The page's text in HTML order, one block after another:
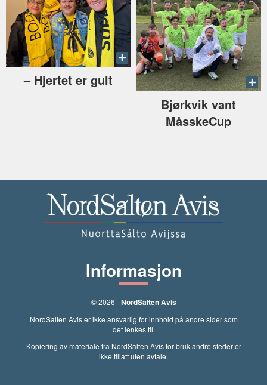
–⁠ Hjertet er gult
Bjørkvik vant
MåsskeCup
Informasjon
© 2026 -NordSalten Avis
NordSalten Avis er ikke ansvarlig for innhold på andre sider som
det lenkes til.
Kopiering av materiale fra NordSalten Avis for bruk andre steder er
ikke tillatt uten avtale.